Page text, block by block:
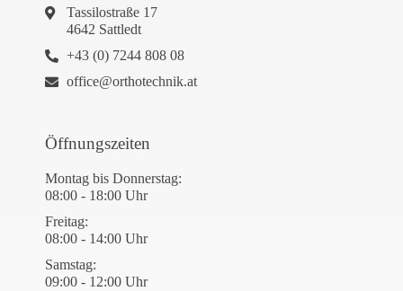
Tassilostraße 17
4642 Sattledt
+43 (0) 7244 808 08
office@orthotechnik.at
Öffnungszeiten
Montag bis Donnerstag:
08:00 - 18:00 Uhr
Freitag:
08:00 - 14:00 Uhr
Samstag:
09:00 - 12:00 Uhr